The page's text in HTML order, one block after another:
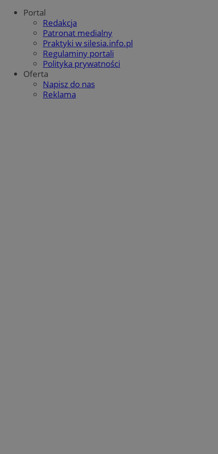
Portal
Redakcja
Patronat medialny
Praktyki w silesia.info.pl
Regulaminy portali
Polityka prywatności
Oferta
Napisz do nas
Reklama